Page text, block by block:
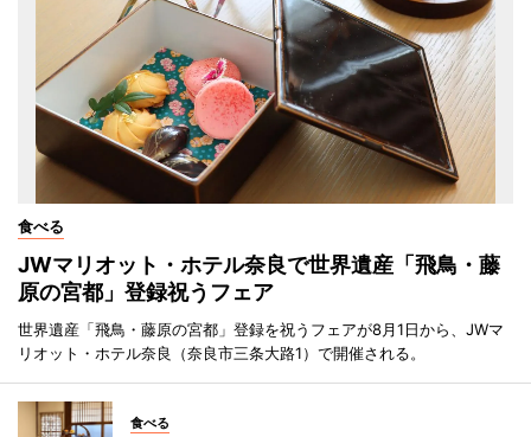
食べる
JWマリオット・ホテル奈良で世界遺産「飛鳥・藤
原の宮都」登録祝うフェア
世界遺産「飛鳥・藤原の宮都」登録を祝うフェアが8月1日から、JWマ
リオット・ホテル奈良（奈良市三条大路1）で開催される。
食べる